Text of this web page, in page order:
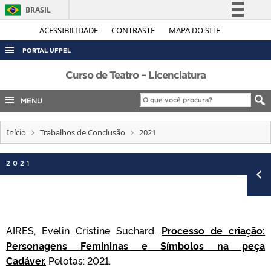
ACESSIBILIDADE CONTRASTE MAPA DO SITE
BRASIL
Simplifique!
Legislação
Canais
PORTAL UFPEL
ACESSO À INFORMAÇÃO
AUDITORIA
COBALTO
CONCURSOS
EDITAIS
INTERNACIONAL
TELEFONES
Curso de Teatro – Licenciatura
MENU
Início Trabalhos de Conclusão 2021
2021
AIRES, Evelin Cristine Suchard. Processo de criação:
Personagens Femininas e Símbolos na peça
Cadáver. Pelotas: 2021.